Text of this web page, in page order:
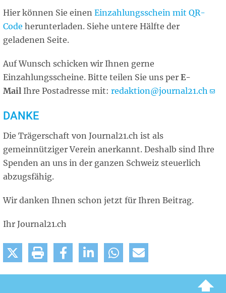
Hier können Sie einen Einzahlungsschein mit QR-
Code herunterladen. Siehe untere Hälfte der
geladenen Seite.
Auf Wunsch schicken wir Ihnen gerne
Einzahlungsscheine. Bitte teilen Sie uns per E-
Mail Ihre Postadresse mit: redaktion@journal21.ch
DANKE
Die Trägerschaft von Journal21.ch ist als
gemeinnütziger Verein anerkannt. Deshalb sind Ihre
Spenden an uns in der ganzen Schweiz steuerlich
abzugsfähig.
Wir danken Ihnen schon jetzt für Ihren Beitrag.
Ihr Journal21.ch